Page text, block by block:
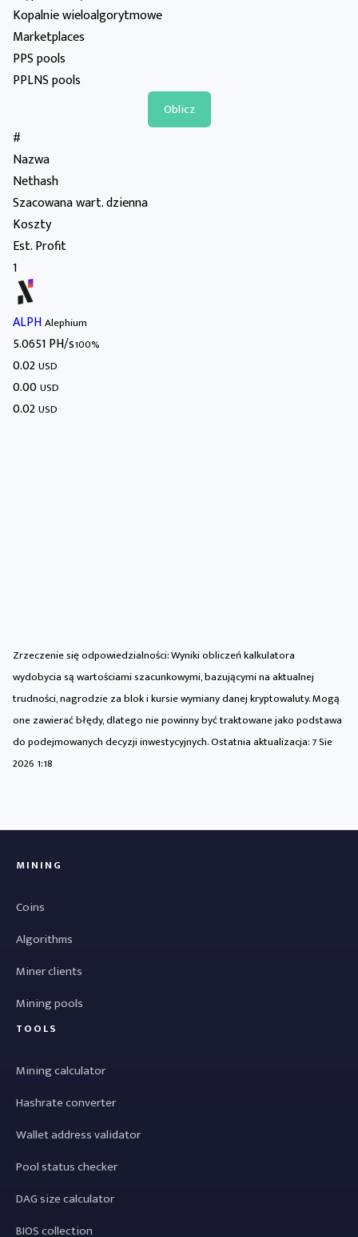
Kopalnie wieloalgorytmowe
Marketplaces
PPS pools
PPLNS pools
#
Nazwa
Nethash
Szacowana wart. dzienna
Koszty
Est. Profit
1
ALPHAlephium
5.0651 PH/s100%
0.02USD
0.00USD
0.02USD
Zrzeczenie się odpowiedzialności: Wyniki obliczeń kalkulatora
wydobycia są wartościami szacunkowymi, bazującymi na aktualnej
trudności, nagrodzie za blok i kursie wymiany danej kryptowaluty. Mogą
one zawierać błędy, dlatego nie powinny być traktowane jako podstawa
do podejmowanych decyzji inwestycyjnych. Ostatnia aktualizacja:7 Sie
2026 1:18
MINING
Coins
Algorithms
Miner clients
Mining pools
TOOLS
Mining calculator
Hashrate converter
Wallet address validator
Pool status checker
DAG size calculator
BIOS collection